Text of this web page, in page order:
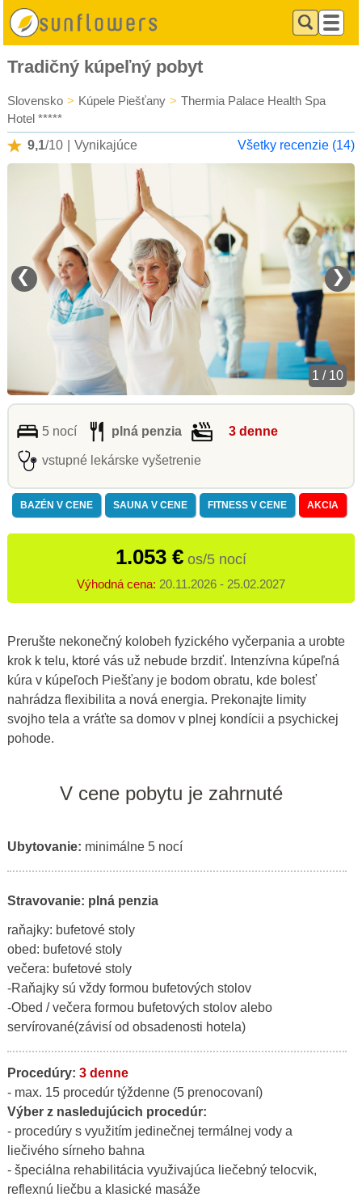
Tradičný kúpeľný pobyt
Slovensko > Kúpele Piešťany > Thermia Palace Health Spa
Hotel *****
9,1/10 Vynikajúce Všetky recenzie (14)
❮ ❯
1 / 10
5 nocí plná penzia 3 denne
vstupné lekárske vyšetrenie
BAZÉN V CENE SAUNA V CENE FITNESS V CENE AKCIA
1.053 € os/5 nocí
Výhodná cena: 20.11.2026 - 25.02.2027
Prerušte nekonečný kolobeh fyzického vyčerpania a urobte
krok k telu, ktoré vás už nebude brzdiť. Intenzívna kúpeľná
kúra v kúpeľoch Piešťany je bodom obratu, kde bolesť
nahrádza flexibilita a nová energia. Prekonajte limity
svojho tela a vráťte sa domov v plnej kondícii a psychickej
pohode.
V cene pobytu je zahrnuté
Ubytovanie: minimálne 5 nocí
Stravovanie: plná penzia
raňajky: bufetové stoly
obed: bufetové stoly
večera: bufetové stoly
-Raňajky sú vždy formou bufetových stolov
-Obed / večera formou bufetových stolov alebo
servírované(závisí od obsadenosti hotela)
Procedúry: 3 denne
- max. 15 procedúr týždenne (5 prenocovaní)
Výber z nasledujúcich procedúr:
- procedúry s využitím jedinečnej termálnej vody a
liečivého sírneho bahna
- špeciálna rehabilitácia využivajúca liečebný telocvik,
reflexnú liečbu a klasické masáže